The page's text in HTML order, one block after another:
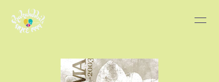
SCHEDULE
PROFILE